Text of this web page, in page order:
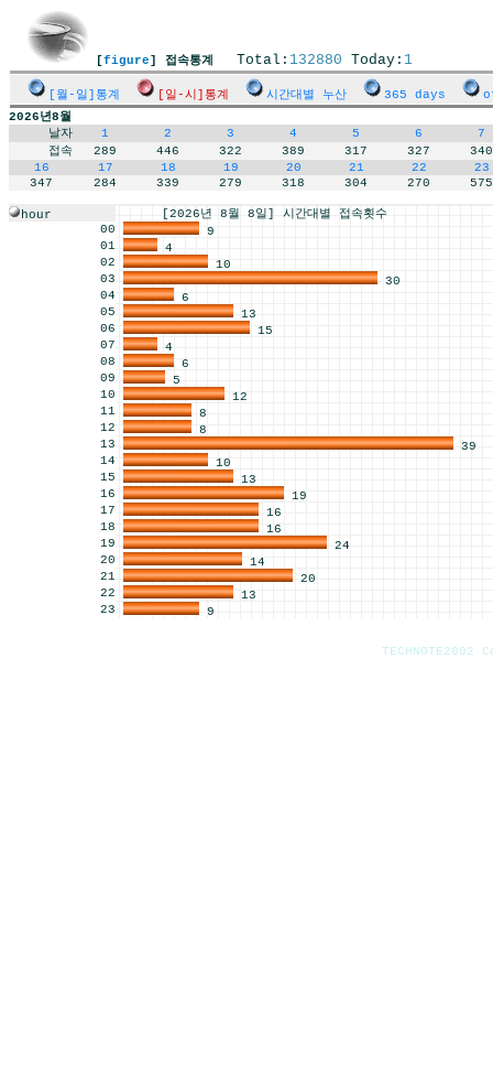
[figure] 접속통계 Total: 132880 Today: 1
[월-일]통계 [일-시]통계 시간대별 누산 365 days
2026년8월
날자
1 2 3 4 5 6
7
접속
289 446 322 389 317 327
340
16
17 18 19 20 21 22
23
347
284 339 279 318 304 270 575
hour
[2026년 8월 8일] 시간대별 접속횟수
00
9
01
4
02
10
03
30
04
6
05
13
06
15
07
4
08
6
09
5
10
12
11
8
12
8
13
39
14
10
15
13
16
19
17
16
18
16
19
24
20
14
21
20
22
13
23
9